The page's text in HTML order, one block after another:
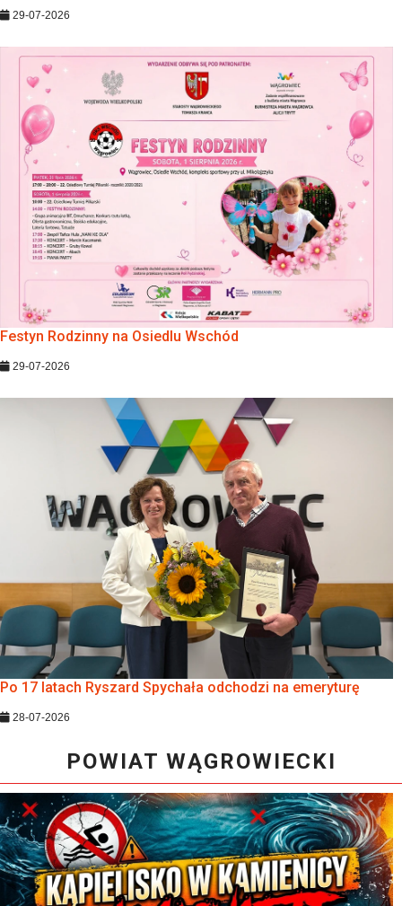
29-07-2026
Festyn Rodzinny na Osiedlu Wschód
29-07-2026
Po 17 latach Ryszard Spychała odchodzi na emeryturę
28-07-2026
POWIAT WĄGROWIECKI